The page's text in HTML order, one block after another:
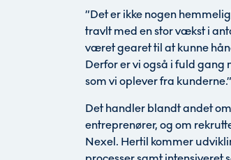
”Det er ikke nogen
travlt med en stor vækst i
været gearet til at kunne
Derfor er vi også i fuld gang
som vi oplever fra kunderne.”
Det handler blandt andet
entreprenører, og om
Nexel. Hertil kommer